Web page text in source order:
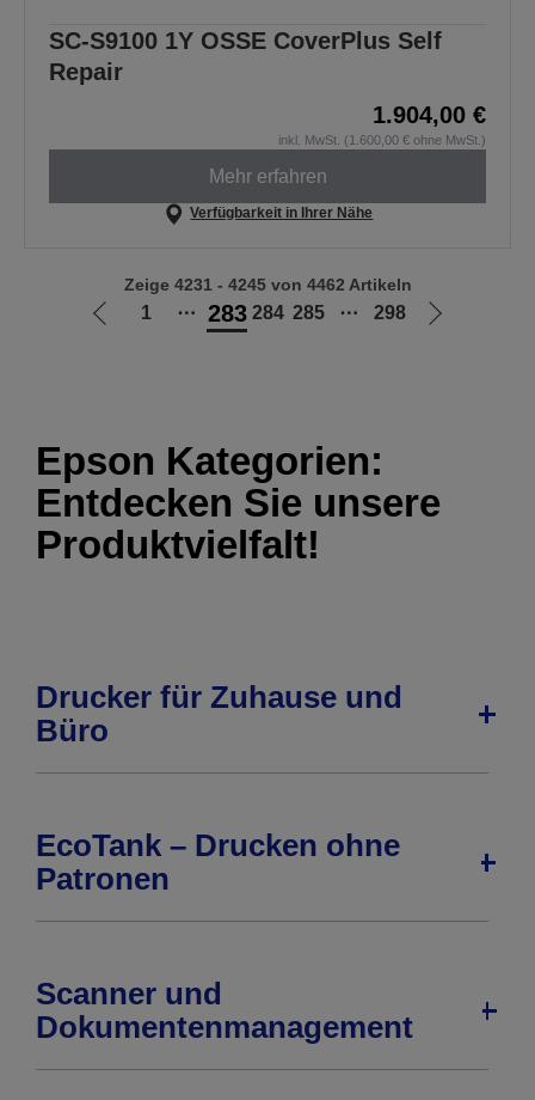
SC-S9100 1Y OSSE CoverPlus Self
Repair
1.904,00 €
inkl. MwSt. (1.600,00 € ohne MwSt.)
Mehr erfahren
Verfügbarkeit in Ihrer Nähe
Zur
1 ⋯ 283 284 285 ⋯ 298
Zur
Zeige 4231 - 4245 von 4462 Artikeln
Epson Kategorien:
Entdecken Sie unsere
Produktvielfalt!
Drucker für Zuhause und
Büro
EcoTank – Drucken ohne
Patronen
Scanner und
Dokumentenmanagement